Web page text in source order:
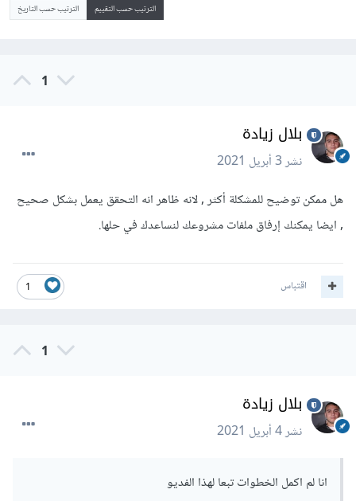
الترتيب حسب التقييم الترتيب حسب التاريخ
1
بلال زيادة
نشر3 أبريل 2021
هل ممكن توضيح للمشكلة أكثر , لانه ظاهر انه التحقق يعمل بشكل صحيح
, ايضا يمكنك إرفاق ملفات مشروعك لنساعدك في حلها.
1 اقتباس
1
بلال زيادة
نشر4 أبريل 2021
انا لم اكمل الخطوات تبعا لهذا الفديو